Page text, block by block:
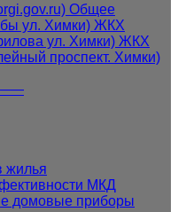
Общее
ул. Химки) ЖКХ
ул. Химки) ЖКХ
проспект. Химки)
жилья
МКД
домовые приборы